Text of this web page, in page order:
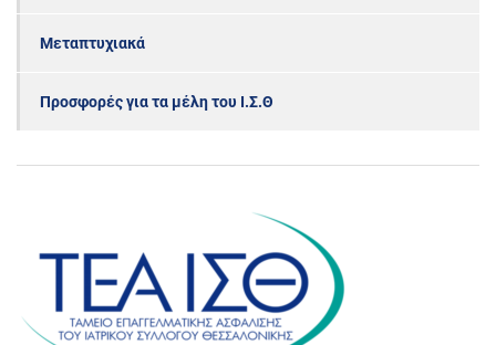
Μεταπτυχιακά
Προσφορές για τα μέλη του Ι.Σ.Θ